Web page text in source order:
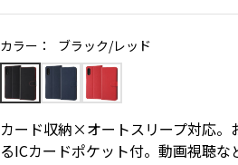
よくある質問
お問い合わせ（一般の皆様）
お問い合わせ（企業様）
プライバシーポリシー
カラー： ブラック/レッド
カード収納×オートスリープ対応。
るICカードポケット付。動画視聴